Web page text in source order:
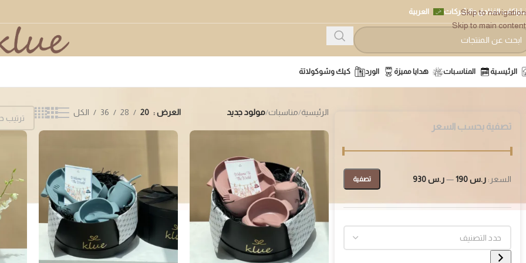
Skip to navigation
Skip to main content
الفنادق والشركات العربية
الرئيسية المناسبات هدايا مميزة الورد كيك وشوكولاتة
تصفية بحسب السعر
تصفية السعر: ر.س 190 —ر.س 930
الرئيسية/مناسبات/مولود جديد العرض 20
28
36 الكل